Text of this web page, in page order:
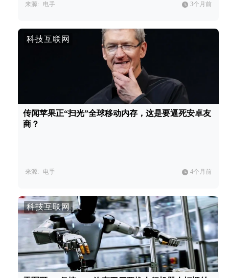
来源: 电手 3个月前
科技互联网
传闻苹果正“扫光”全球移动内存，这是要逼死安卓友
商？
来源: 电手 4个月前
科技互联网